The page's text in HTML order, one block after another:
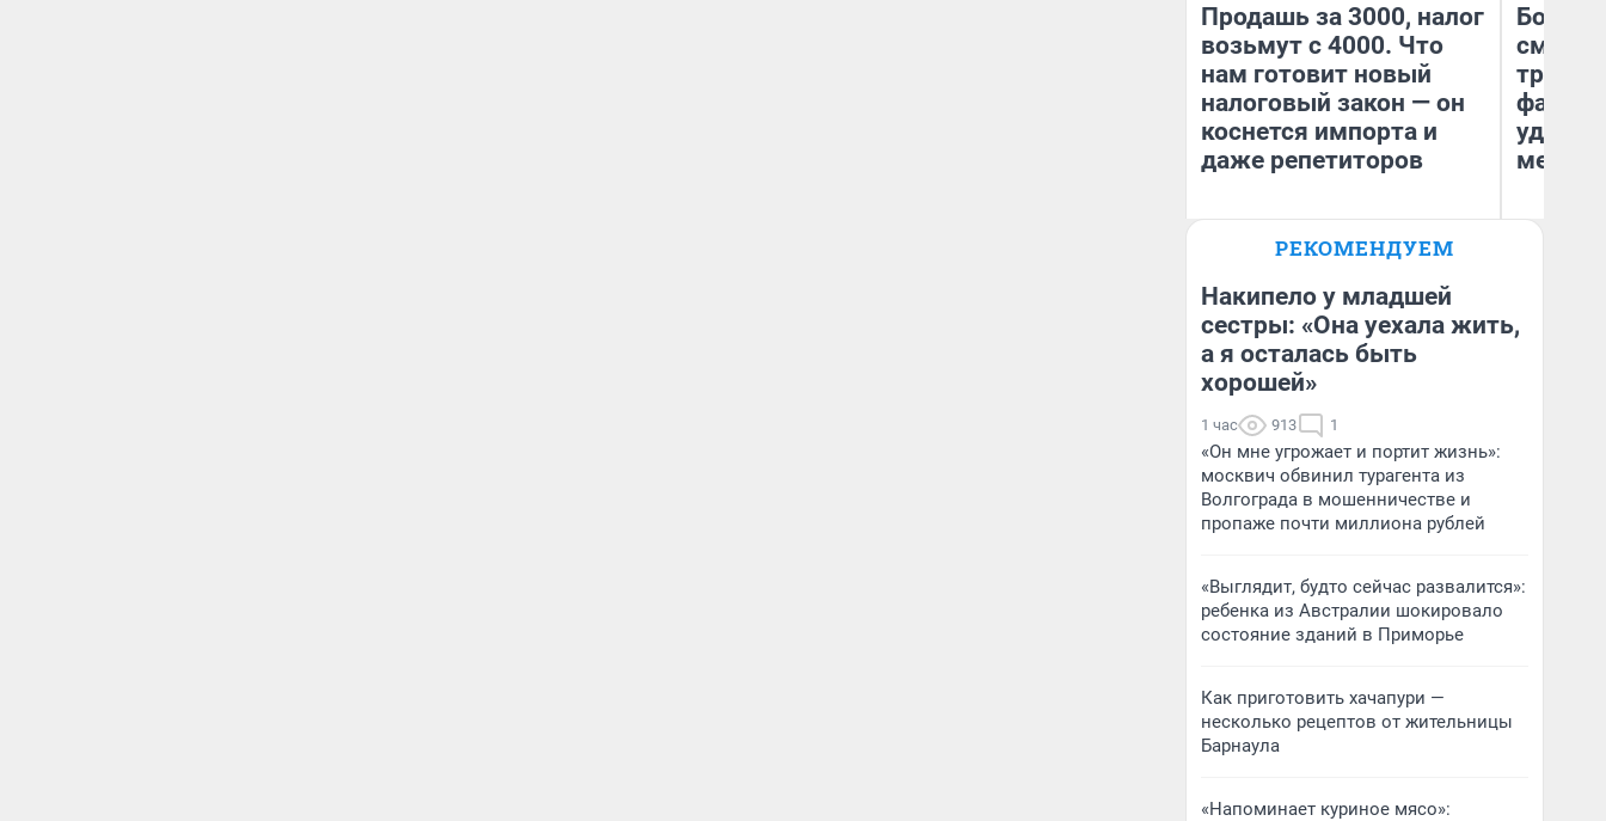
Продашь за 3000, налог
возьмут с 4000. Что
нам готовит новый
налоговый закон — он
коснется импорта и
даже репетиторов
Анастасия Завгородняя
месте
РЕКОМЕНДУЕМ
Накипело у младшей
сестры: «Она уехала жить,
а я осталась быть
хорошей»
1 час 913 1
«Он мне угрожает и портит жизнь»:
москвич обвинил турагента из
Волгограда в мошенничестве и
пропаже почти миллиона рублей
«Выглядит, будто сейчас развалится»:
ребенка из Австралии шокировало
состояние зданий в Приморье
Как приготовить хачапури —
несколько рецептов от жительницы
Барнаула
«Напоминает куриное мясо»: